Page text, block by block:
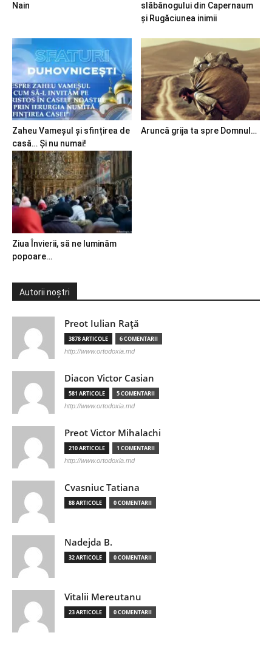
Nain
slăbănogului din Capernaum
și Rugăciunea inimii
Zaheu Vameșul și sfințirea de
casă… Și nu numai!
Aruncă grija ta spre Domnul…
Ziua Învierii, să ne luminăm
popoare…
Autorii noștri
Preot Iulian Raţă
3878 ARTICOLE 6 COMENTARII
http://www.ortodoxia.md
Diacon Victor Casian
581 ARTICOLE 5 COMENTARII
http://www.ortodoxia.md
Preot Victor Mihalachi
210 ARTICOLE 1 COMENTARII
http://www.ortodoxia.md
Cvasniuc Tatiana
88 ARTICOLE 0 COMENTARII
Nadejda B.
32 ARTICOLE 0 COMENTARII
Vitalii Mereutanu
23 ARTICOLE 0 COMENTARII